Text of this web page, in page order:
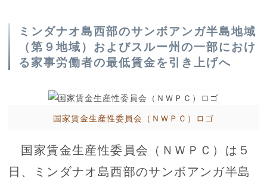
ミンダナオ島西部のサンボアンガ半島地域
（第９地域）およびスルー州の一部におけ
る家事労働者の最低賃金を引き上げへ
国家賃金生産性委員会（ＮＷＰＣ）ロゴ
国家賃金生産性委員会（ＮＷＰＣ）は５
日、ミンダナオ島西部のサンボアンガ半島